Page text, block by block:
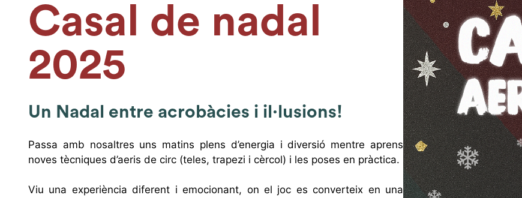
Casal de nadal
2025
Un Nadal entre acrobàcies i il·lusions!
Passa amb nosaltres uns matins plens d’energia i diversió mentre aprens
noves tècniques d’aeris de circ (teles, trapezi i cèrcol) i les poses en pràctica.
Viu una experiència diferent i emocionant, on el joc es converteix en una